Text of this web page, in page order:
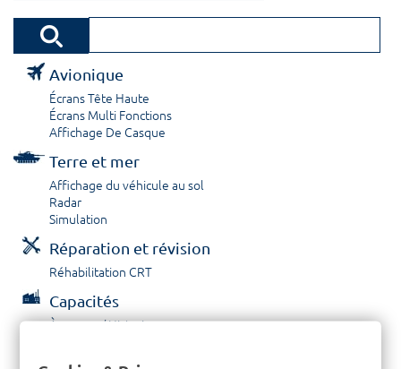
Avionique
Écrans Tête Haute
Écrans Multi Fonctions
Affichage De Casque
Terre et mer
Affichage du véhicule au sol
Radar
Simulation
Réparation et révision
Réhabilitation CRT
Capacités
À propos / Historique